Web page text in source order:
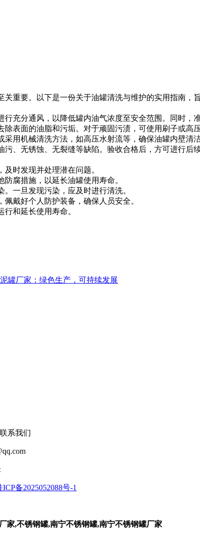
重要。以下是一份关于油罐清洗与维护的实用指南，
充分通风，以降低罐内油气浓度至安全范围。同时，
表面的油脂和污垢。对于顽固污渍，可使用刷子或高
用机械清洗方法，如高压水射流等，确保油罐内壁清洁
、无锈蚀、无裂缝等缺陷。验收合格后，方可进行后续
时发现并处理潜在问题。
腐措施，以延长油罐使用寿命。
一旦发现污染，应及时进行清洗。
戴好个人防护装备，确保人员安全。
和延长使用寿命。
罐厂家：绿色生产，可持续发展
系我们
ICP备2025052088号-1
家,不锈钢罐,南宁不锈钢罐,南宁不锈钢罐厂家